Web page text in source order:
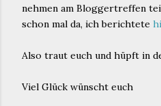
nehmen am Bloggertreffen
schon mal da, ich berichtete
Also traut euch und hüpft in
Viel Glück wünscht euch